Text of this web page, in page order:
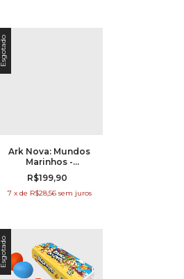
Esgotado
Ark Nova: Mundos
Marinhos -
Expansão
R$199,90
7 x de R$28,56 sem juros
Esgotado